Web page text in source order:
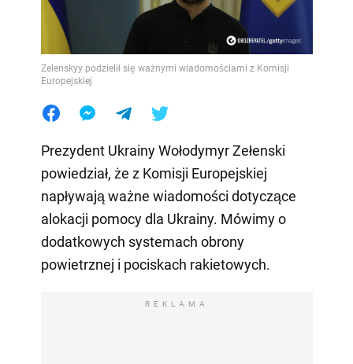
Zelenskyy podzielił się ważnymi wiadomościami z Komisji
Europejskiej
Prezydent Ukrainy Wołodymyr Zełenski
powiedział, że z Komisji Europejskiej
napływają ważne wiadomości dotyczące
alokacji pomocy dla Ukrainy. Mówimy o
dodatkowych systemach obrony
powietrznej i pociskach rakietowych.
REKLAMA